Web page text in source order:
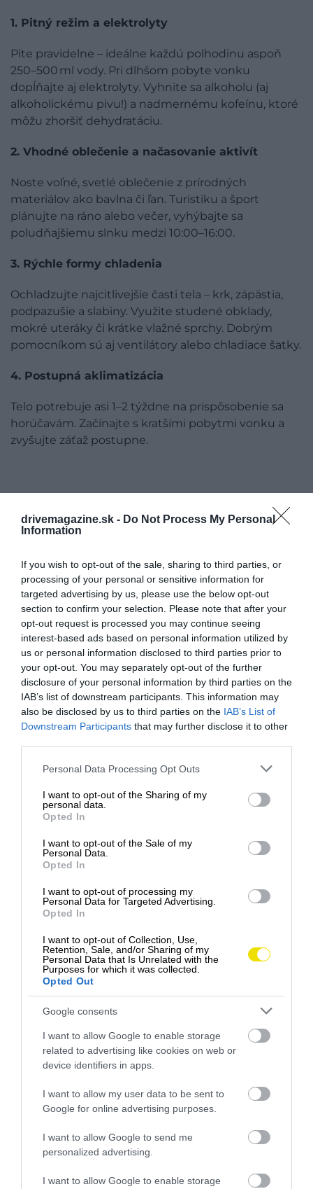
drivemagazine.sk - Do Not Process My Personal
Information
If you wish to opt-out of the sale, sharing to third parties, or
processing of your personal or sensitive information for
targeted advertising by us, please use the below opt-out
section to confirm your selection. Please note that after your
opt-out request is processed you may continue seeing
interest-based ads based on personal information utilized by
us or personal information disclosed to third parties prior to
your opt-out. You may separately opt-out of the further
disclosure of your personal information by third parties on the
IAB’s list of downstream participants. This information may
also be disclosed by us to third parties on the IAB’s List of
Downstream Participants that may further disclose it to other
Please note that this website/app uses one or more Google
not limited to your visit or usage behaviour. You may click to
grant or deny consent to Google and its third-party tags to
use your data for below specified purposes in below Google
consent section.
Personal Data Processing Opt Outs
I want to opt-out of the Sharing of my
personal data.
Opted In
I want to opt-out of the Sale of my
Personal Data.
Opted In
I want to opt-out of processing my
Personal Data for Targeted Advertising.
Opted In
I want to opt-out of Collection, Use,
Retention, Sale, and/or Sharing of my
Personal Data that Is Unrelated with the
Purposes for which it was collected.
Opted Out
Google consents
I want to allow Google to enable storage
related to advertising like cookies on web or
device identifiers in apps.
I want to allow my user data to be sent to
Google for online advertising purposes.
I want to allow Google to send me
personalized advertising.
I want to allow Google to enable storage
1. Pitný režim a elektrolyty
Pite pravidelne – ideálne každú polhodinu aspoň
250–500 ml vody. Pri dlhšom pobyte vonku
dopĺňajte aj elektrolyty. Vyhnite sa alkoholu (aj
alkoholickému pivu!) a nadmernému kofeínu, ktoré
môžu zhoršiť dehydratáciu.
2. Vhodné oblečenie a načasovanie aktivít
Noste voľné, svetlé oblečenie z prírodných
materiálov ako bavlna či ľan. Turistiku a šport
plánujte na ráno alebo večer, vyhýbajte sa
poludňajšiemu slnku medzi 10:00–16:00.
3. Rýchle formy chladenia
Ochladzujte najcitlivejšie časti tela – krk, zápästia,
podpazušie a slabiny. Využite studené obklady,
mokré uteráky či krátke vlažné sprchy. Dobrým
pomocníkom sú aj ventilátory alebo chladiace šatky.
4. Postupná aklimatizácia
Telo potrebuje asi 1–2 týždne na prispôsobenie sa
horúčavám. Začínajte s kratšími pobytmi vonku a
zvyšujte záťaž postupne.
Vedeli ste, že...?
Psi sa ochladzujú úplne inak ako
ľudia. Zatiaľ čo nám pomáha
studená voda na zátylku alebo
hlave, pes sa ochladzuje odspodu
– preto je preňho najlepšie
postaviť sa do vody alebo si ľahnúť
pokropíte studenou vodou.